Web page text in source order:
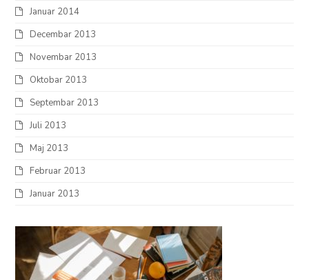
Januar 2014
Decembar 2013
Novembar 2013
Oktobar 2013
Septembar 2013
Juli 2013
Maj 2013
Februar 2013
Januar 2013